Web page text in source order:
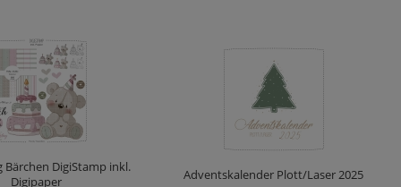
Bärchen DigiStamp inkl.
Digipaper
Adventskalender Plott/Laser 2025